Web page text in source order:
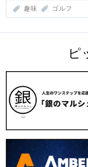
趣味 ゴルフ
ピ